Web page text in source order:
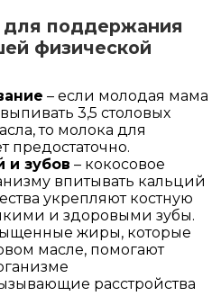
для поддержания
физической
– если молодая мама
3,5 столовых
то молока для
предостаточно.
и зубов – кокосовое
впитывать кальций
укрепляют костную
и здоровыми зубы.
жиры, которые
масле, помогают
расстройства